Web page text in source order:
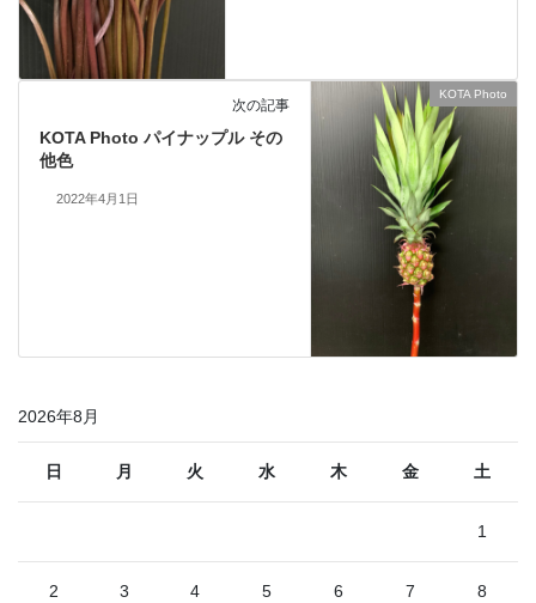
KOTA Photo
次の記事
KOTA Photo パイナップル その
他色
2022年4月1日
2026年8月
日 月 火 水 木 金 土
1
2 3 4 5 6 7 8